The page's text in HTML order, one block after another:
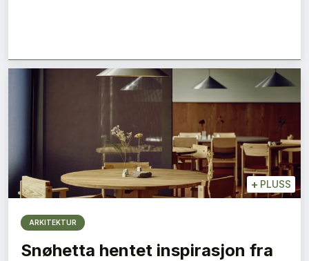
+ PLUSS
ARKITEKTUR
Snøhetta hentet inspirasjon fra